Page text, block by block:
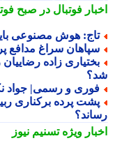
فوتبال در صبح
هوش مصنوعی باید در
سراغ مدافع
زاده رضاییان
و رسمی| جواد
پرده برکناری
ویژهتسنیم نیوز